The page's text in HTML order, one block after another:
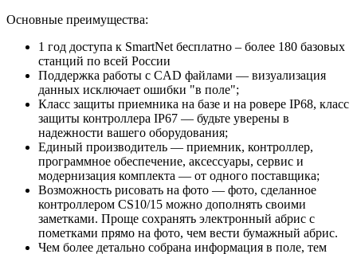
Основные преимущества:
1 год доступа к SmartNet бесплатно – более 180 базовых
станций по всей России
Поддержка работы с CAD файлами — визуализация
данных исключает ошибки "в поле";
Класс защиты приемника на базе и на ровере IP68, класс
защиты контроллера IP67 — будьте уверены в
надежности вашего оборудования;
Единый производитель — приемник, контроллер,
программное обеспечение, аксессуары, сервис и
модернизация комплекта — от одного поставщика;
Возможность рисовать на фото — фото, сделанное
контроллером CS10/15 можно дополнять своими
заметками. Проще сохранять электронный абрис с
пометками прямо на фото, чем вести бумажный абрис.
Чем более детально собрана информация в поле, тем